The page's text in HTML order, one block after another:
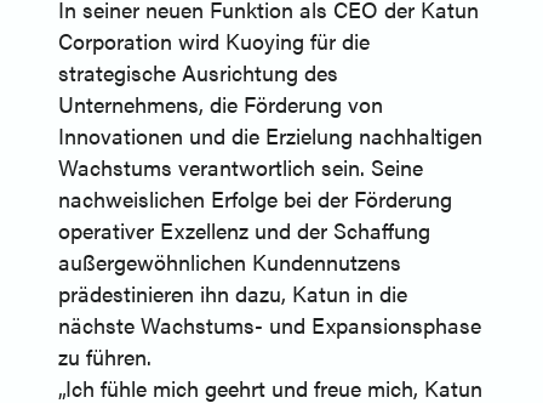
In seiner neuen Funktion als CEO der Katun
Corporation wird Kuoying für die
strategische Ausrichtung des
Unternehmens, die Förderung von
Innovationen und die Erzielung nachhaltigen
Wachstums verantwortlich sein. Seine
nachweislichen Erfolge bei der Förderung
operativer Exzellenz und der Schaffung
außergewöhnlichen Kundennutzens
prädestinieren ihn dazu, Katun in die
nächste Wachstums- und Expansionsphase
zu führen.
„Ich fühle mich geehrt und freue mich, Katun